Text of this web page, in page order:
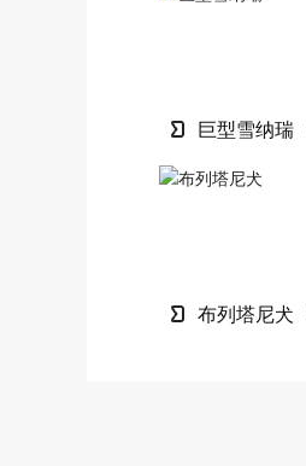
巨型雪纳瑞
布列塔尼犬